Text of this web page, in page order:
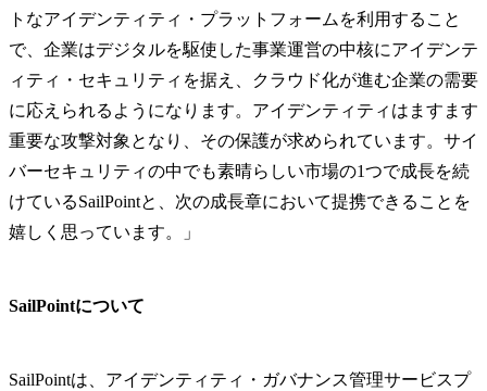
トなアイデンティティ・プラットフォームを利用すること
で、企業はデジタルを駆使した事業運営の中核にアイデンテ
ィティ・セキュリティを据え、クラウド化が進む企業の需要
に応えられるようになります。アイデンティティはますます
重要な攻撃対象となり、その保護が求められています。サイ
バーセキュリティの中でも素晴らしい市場の1つで成長を続
けているSailPointと、次の成長章において提携できることを
嬉しく思っています。」
SailPointについて
SailPointは、アイデンティティ・ガバナンス管理サービスプ